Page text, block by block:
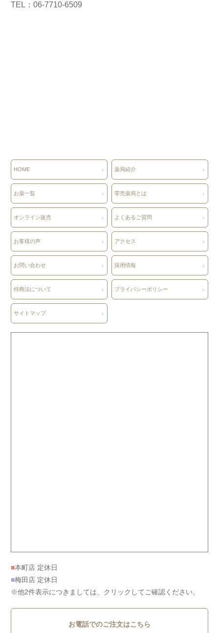
TEL：06-7710-6509
HOME 薬局紹介
お薬一覧 零売薬局とは
オンライン販売 よくあるご質問
お客様の声 アクセス
お問い合わせ 採用情報
特商法について プライバシーポリシー
サイトマップ
■本町店 定休日
■梅田店 定休日
※他2件表示につきましては、クリックしてご確認ください。
お電話でのご注文はこちら